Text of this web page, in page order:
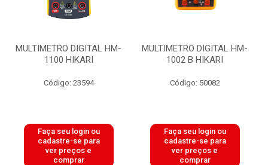
MULTIMETRO DIGITAL HM-
1100 HIKARI
Código: 23594
Faça seu login ou
cadastre-se para
ver preços e
comprar
MULTIMETRO DIGITAL HM-
1002 B HIKARI
Código: 50082
Faça seu login ou
cadastre-se para
ver preços e
comprar